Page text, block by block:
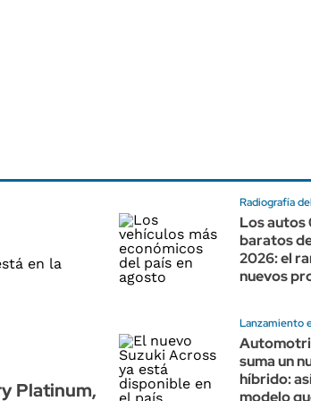
Platinum,
Radiografía
Los autos
baratos
2026: el
nuevos
Lanzamiento
suma un
híbrido:
modelo